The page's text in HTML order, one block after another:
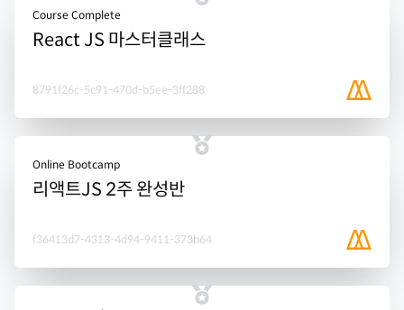
Course Complete
React JS 마스터클래스
8791f26c-5c91-470d-b5ee-3ff288
Online Bootcamp
리액트JS 2주 완성반
f36413d7-4313-4d94-9411-373b64